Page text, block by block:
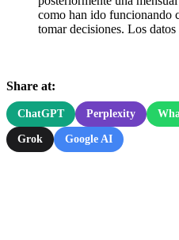
como han ido funcionando
tomar decisiones. Los datos
Share at:
ChatGPT Perplexity
Grok Google AI